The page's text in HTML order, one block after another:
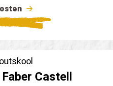
Faber Castell